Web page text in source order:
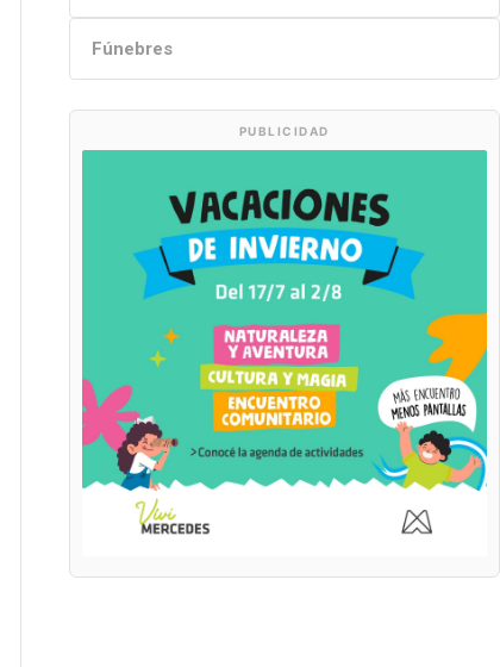
Fúnebres
PUBLICIDAD